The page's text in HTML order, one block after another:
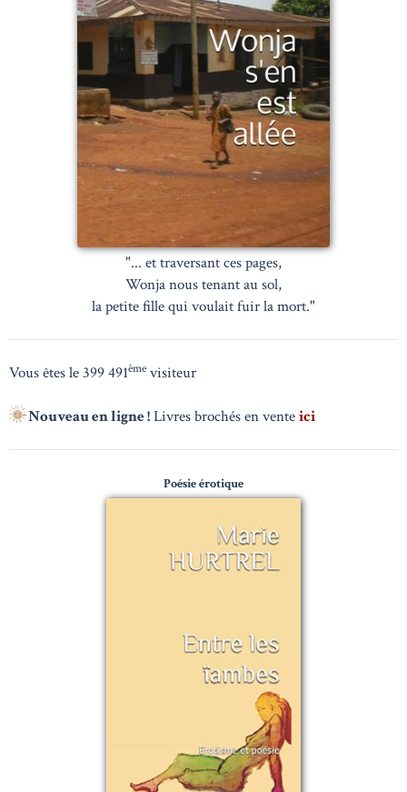
"... et traversant ces pages,
Wonja nous tenant au sol,
la petite fille qui voulait fuir la mort."
Vous êtes le 399 491ème visiteur
Nouveau en ligne !Livres brochés en venteici
Poésie érotique